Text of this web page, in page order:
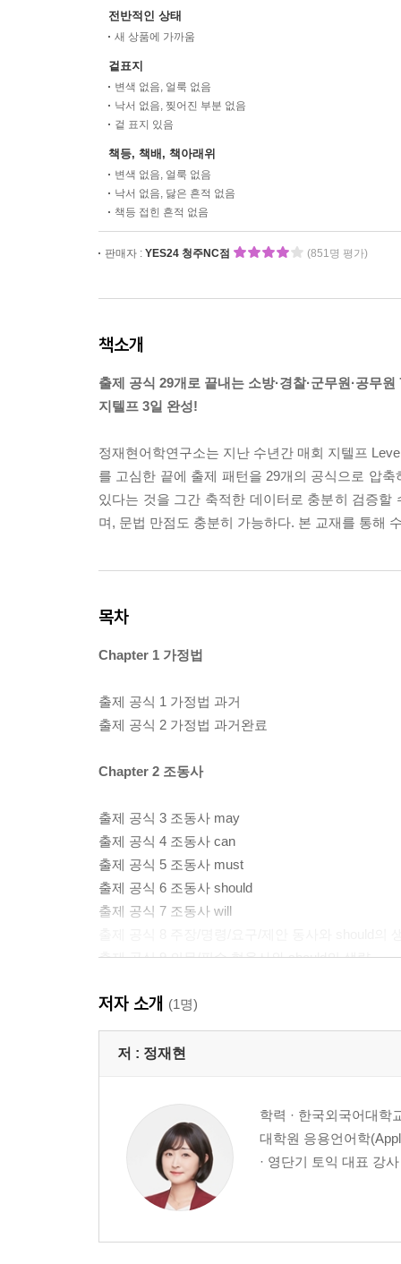
전반적인 상태
새 상품에 가까움
겉표지
변색 없음, 얼룩 없음
낙서 없음, 찢어진 부분 없음
겉 표지 있음
책등, 책배, 책아래위
변색 없음, 얼룩 없음
낙서 없음, 닳은 흔적 없음
책등 접힌 흔적 없음
판매자 : YES24 청주NC점 (851명 평가)
책소개
출제 공식 29개로 끝내는 소방·경찰·군무원·공무
지텔프 3일 완성!
정재현어학연구소는 지난 수년간 매회 지텔프
를 고심한 끝에 출제 패턴을 29개의 공식으로 압
있다는 것을 그간 축적한 데이터로 충분히 검증
며, 문법 만점도 충분히 가능하다. 본 교재를 통해
목차
Chapter 1 가정법
출제 공식 1 가정법 과거
출제 공식 2 가정법 과거완료
Chapter 2 조동사
출제 공식 3 조동사 may
출제 공식 4 조동사 can
출제 공식 5 조동사 must
출제 공식 6 조동사 should
출제 공식 7 조동사 will
출제 공식 9 의무/필수 형용사와 should의 생략
Chapter 3 시제
출제 공식 10 현재진행 시제
출제 공식 13 현재완료진행 시제
출제 공식 14 과거완료진행 시제
출제 공식 15 미래완료진행 시제
Chapter 4 준동사
저자 소개 (1명)
저 : 정재현
학력 · 한국외국어대학
대학원 응용언어학
· 영단기 토익 대표 강